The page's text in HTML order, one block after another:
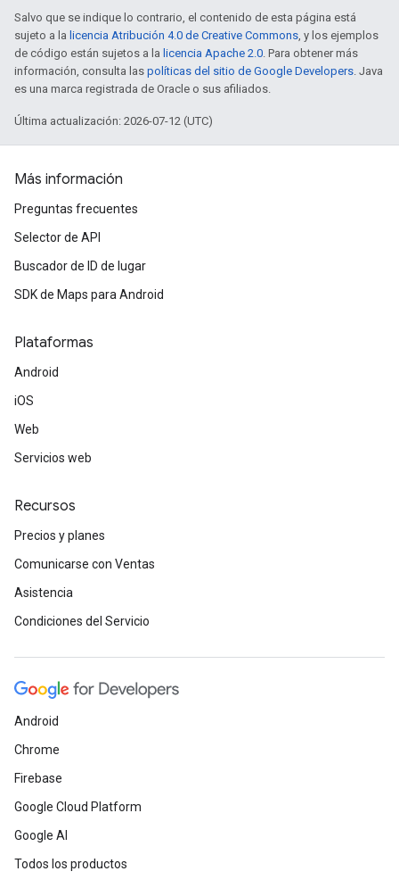
Salvo que se indique lo contrario, el contenido de esta página está
sujeto a la licencia Atribución 4.0 de Creative Commons, y los ejemplos
de código están sujetos a la licencia Apache 2.0. Para obtener más
información, consulta las políticas del sitio de Google Developers. Java
es una marca registrada de Oracle o sus afiliados.
Última actualización: 2026-07-12 (UTC)
Más información
Preguntas frecuentes
Selector de API
Buscador de ID de lugar
SDK de Maps para Android
Plataformas
Android
iOS
Web
Servicios web
Recursos
Precios y planes
Comunicarse con Ventas
Asistencia
Condiciones del Servicio
Android
Chrome
Firebase
Google Cloud Platform
Google AI
Todos los productos